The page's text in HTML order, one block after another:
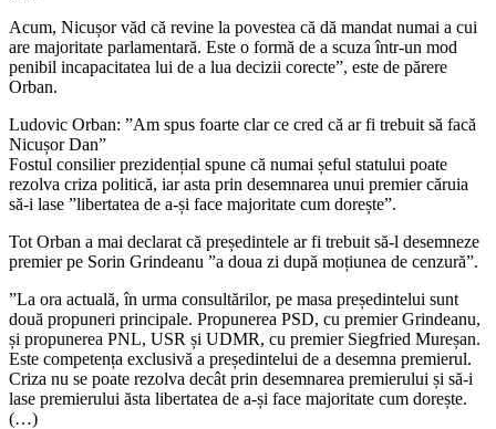
Acum, Nicușor văd că revine la povestea că dă mandat numai a cui
are majoritate parlamentară. Este o formă de a scuza într-un mod
penibil incapacitatea lui de a lua decizii corecte”, este de părere
Orban.
Ludovic Orban: ”Am spus foarte clar ce cred că ar fi trebuit să facă
Nicușor Dan”
Fostul consilier prezidențial spune că numai șeful statului poate
rezolva criza politică, iar asta prin desemnarea unui premier căruia
să-i lase ”libertatea de a-și face majoritate cum dorește”.
Tot Orban a mai declarat că președintele ar fi trebuit să-l desemneze
premier pe Sorin Grindeanu ”a doua zi după moțiunea de cenzură”.
”La ora actuală, în urma consultărilor, pe masa președintelui sunt
două propuneri principale. Propunerea PSD, cu premier Grindeanu,
și propunerea PNL, USR și UDMR, cu premier Siegfried Mureșan.
Este competența exclusivă a președintelui de a desemna premierul.
Criza nu se poate rezolva decât prin desemnarea premierului și să-i
lase premierului ăsta libertatea de a-și face majoritate cum dorește.
(…)